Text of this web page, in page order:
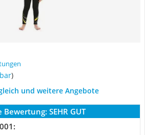
)
und weitere Angebote
Bewertung: SEHR GUT